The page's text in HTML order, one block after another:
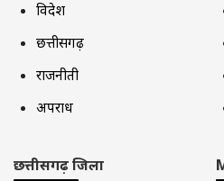
विदेश
छत्तीसगढ़
राजनीती
अपराध
छत्तीसगढ़ जिला